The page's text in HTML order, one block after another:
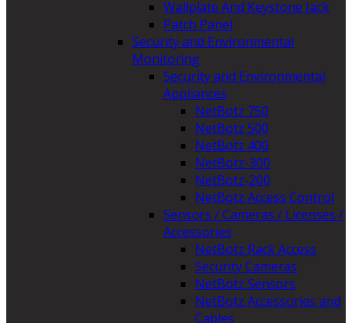
Wallplate And Keystone Jack
Patch Panel
Security and Environmental
Monitoring
Security and Environmental
Appliances
NetBotz 750
NetBotz 500
NetBotz 400
NetBotz-300
NetBotz-200
NetBotz Access Control
Sensors / Cameras / Licenses /
Accessories
NetBotz Rack Access
Security Cameras
NetBotz Sensors
NetBotz Accessories and
Cables